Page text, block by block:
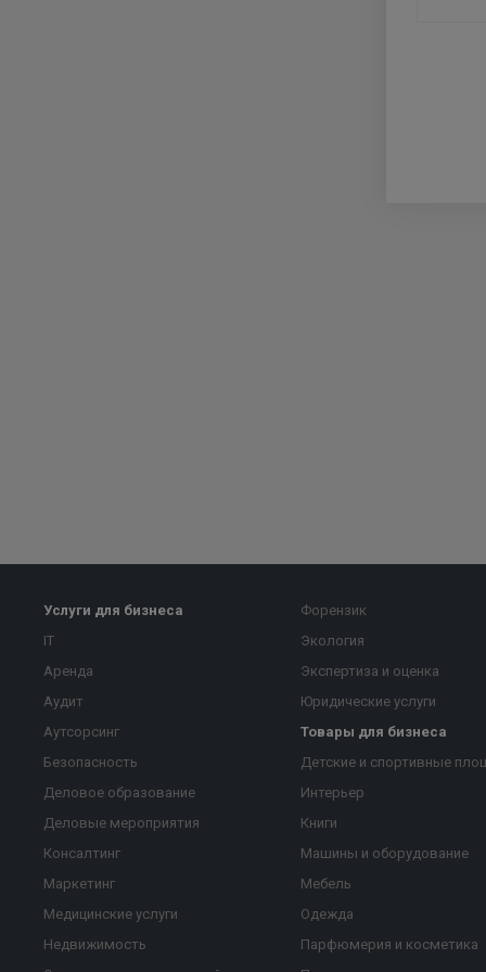
Услуги для бизнеса
IT
Аренда
Аудит
Аутсорсинг
Безопасность
Деловое образование
Деловые мероприятия
Консалтинг
Маркетинг
Медицинские услуги
Недвижимость
Форензик
Экология
Экспертиза и оценка
Юридические услуги
Товары для бизнеса
Детские и спортивные
Интерьер
Книги
Машины и оборудование
Мебель
Одежда
Парфюмерия и косметика